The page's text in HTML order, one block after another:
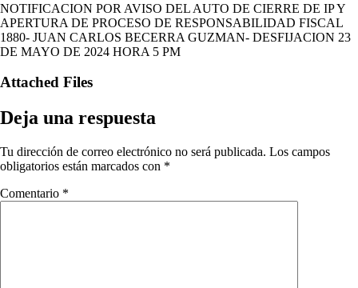
NOTIFICACION POR AVISO DEL AUTO DE CIERRE DE IP Y
APERTURA DE PROCESO DE RESPONSABILIDAD FISCAL
1880- JUAN CARLOS BECERRA GUZMAN- DESFIJACION 23
DE MAYO DE 2024 HORA 5 PM
Attached Files
Deja una respuesta
Tu dirección de correo electrónico no será publicada. Los campos
obligatorios están marcados con *
Comentario *